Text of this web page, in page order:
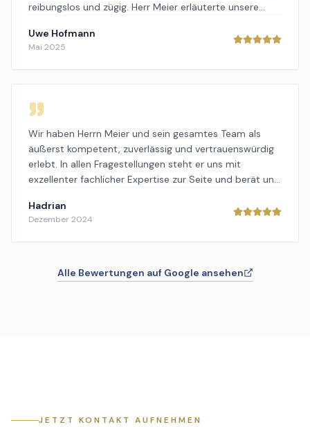
reibungslos und zügig. Herr Meier erläuterte unsere
kurzweilig, trotz der trockenen Materie. Dankeschön
Uwe Hofmann
Mai 2025
Wir haben Herrn Meier und sein gesamtes Team als
äußerst kompetent, zuverlässig und vertrauenswürdig
erlebt. In allen Fragestellungen steht er uns mit
exzellenter fachlicher Expertise zur Seite und berät uns
präzise Arbeitsweise, gepaart mit einer klaren
Kommunikation, gibt uns nicht nur rechtliche
Sicherheit, sondern auch das Gefühl, bestens betreut
komplexe Themen nachvollziehbar zu machen und
immer im Sinne seiner Mandanten zu handeln. Egal ob
Hadrian
Dezember 2024
Alle Bewertungen auf Google ansehen
JETZT KONTAKT AUFNEHMEN